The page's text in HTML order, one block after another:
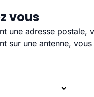
vous
une adresse
sur une antenne,